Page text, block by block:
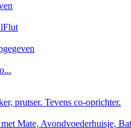
prutser. Tevens co-oprichter.
Mate, Avondvoederhuisje,